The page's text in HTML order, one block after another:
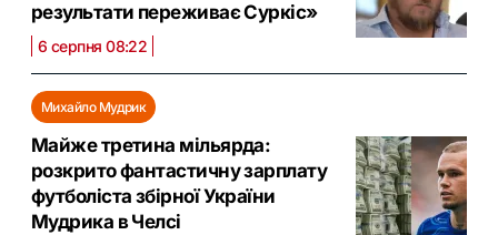
результати переживає Суркіс»
6 серпня 08:22
Михайло Мудрик
Майже третина мільярда:
розкрито фантастичну зарплату
футболіста збірної України
Мудрика в Челсі